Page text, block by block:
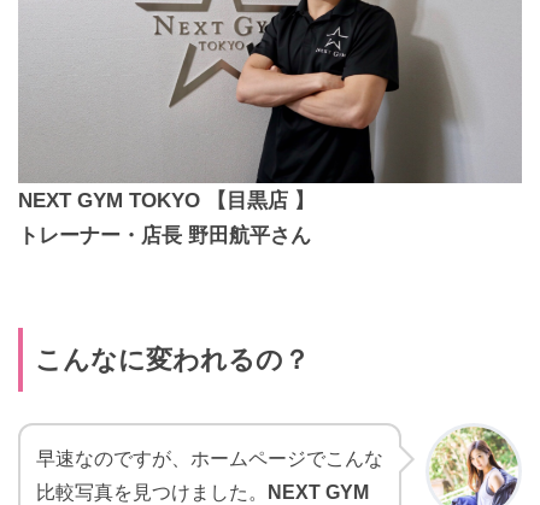
NEXT GYM TOKYO 【目黒店 】
トレーナー・店長 野田航平さん
こんなに変われるの？
早速なのですが、ホームページでこんな
比較写真を見つけました。 NEXT GYM